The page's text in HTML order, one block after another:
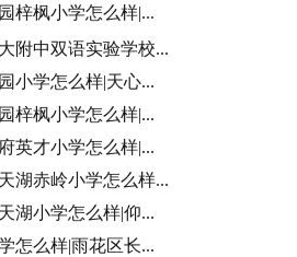
梓枫小学怎么样|...
附中双语实验学校...
小学怎么样|天心...
梓枫小学怎么样|...
英才小学怎么样|...
湖赤岭小学怎么样...
湖小学怎么样|仰...
怎么样|雨花区长...